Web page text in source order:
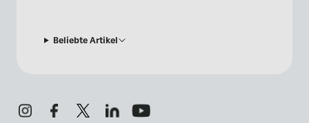
Beliebte Artikel